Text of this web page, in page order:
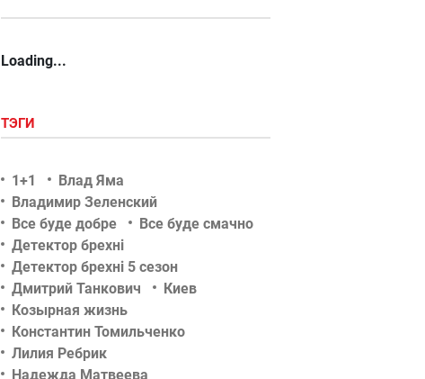
Loading...
ТЭГИ
1+1
Влад Яма
Владимир Зеленский
Все буде добре
Все буде смачно
Детектор брехні
Детектор брехні 5 сезон
Дмитрий Танкович
Киев
Козырная жизнь
Константин Томильченко
Лилия Ребрик
Надежда Матвеева